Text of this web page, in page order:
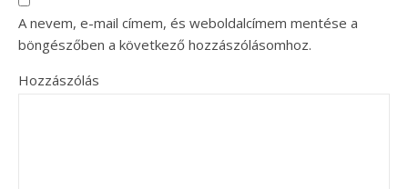
A nevem, e-mail címem, és weboldalcímem mentése a
böngészőben a következő hozzászólásomhoz.
Hozzászólás